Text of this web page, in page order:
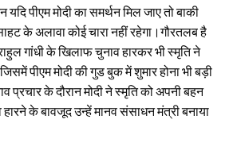
पीएम मोदी का समर्थन मिल जाए तो बाकी
के अलावा कोई चारा नहीं रहेगा।गौरतलब है
गांधी के खिलाफ चुनाव हारकर भी स्मृति ने
पीएम मोदी की गुड बुक में शुमार होना भी बड़ी
प्रचार के दौरान मोदी ने स्मृति को अपनी बहन
के बावजूद उन्हें मानव संसाधन मंत्री बनाया